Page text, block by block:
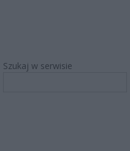
Szukaj w serwisie